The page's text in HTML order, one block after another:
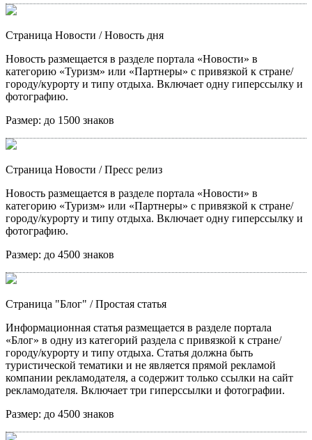
Страница Новости / Новость дня
Новость размещается в разделе портала «Новости» в
категорию «Туризм» или «Партнеры» с привязкой к стране/
городу/курорту и типу отдыха. Включает одну гиперссылку и
фотографию.
Размер: до 1500 знаков
Страница Новости / Пресс релиз
Новость размещается в разделе портала «Новости» в
категорию «Туризм» или «Партнеры» с привязкой к стране/
городу/курорту и типу отдыха. Включает одну гиперссылку и
фотографию.
Размер: до 4500 знаков
Страница "Блог" / Простая статья
Информационная статья размещается в разделе портала
«Блог» в одну из категорий раздела с привязкой к стране/
городу/курорту и типу отдыха. Статья должна быть
туристической тематики и не является прямой рекламой
компании рекламодателя, а содержит только ссылки на сайт
рекламодателя. Включает три гиперссылки и фотографии.
Размер: до 4500 знаков